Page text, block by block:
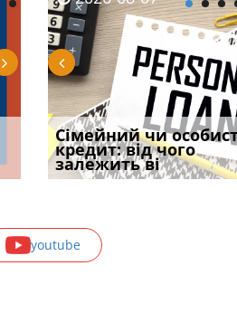
Документи, на яких не
проставляється
апостиль: пер
Огляд практики ВС від
Ростислава Кравця, що
опублі
Сімейний чи
кредит: від чого
залежить ві
Восьмий ААС
підтвердив, що
може скас
youtube